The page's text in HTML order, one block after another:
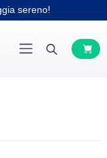
sereno!